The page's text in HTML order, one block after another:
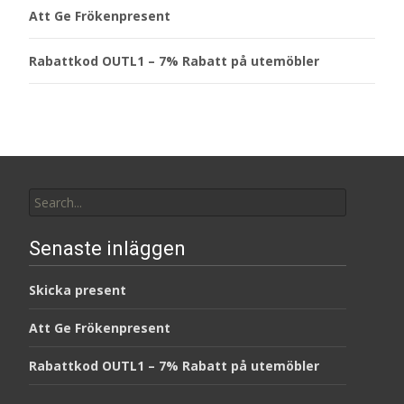
Att Ge Frökenpresent
Rabattkod OUTL1 – 7% Rabatt på utemöbler
for:
Senaste inläggen
Skicka present
Att Ge Frökenpresent
Rabattkod OUTL1 – 7% Rabatt på utemöbler